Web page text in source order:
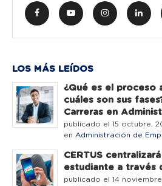
LOS MÁS LEÍDOS
¿Qué es el proceso
cuáles son sus
Carreras en
publicado el 15 octubre,
en Administración de
CERTUS
estudiante a través
publicado el 14